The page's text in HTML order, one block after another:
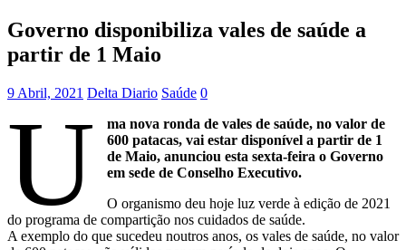
Governo disponibiliza vales de saúde a
partir de 1 Maio
9 Abril, 2021 Delta Diario Saúde 0
U
ma nova ronda de vales de saúde, no valor de
600 patacas, vai estar disponível a partir de 1
de Maio, anunciou esta sexta-feira o Governo
em sede de Conselho Executivo.
O organismo deu hoje luz verde à edição de 2021
do programa de compartição nos cuidados de saúde.
A exemplo do que sucedeu noutros anos, os vales de saúde, no valor